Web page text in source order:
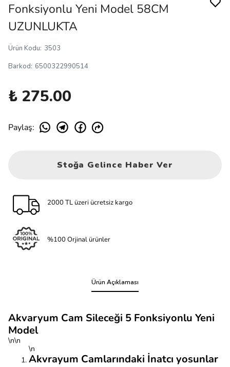
Fonksiyonlu Yeni Model 58CM
UZUNLUKTA
Ürün Kodu: 3503
Barkod: 6500322990514
₺ 275.00
Paylaş:
Stoğa Gelince Haber Ver
2000 TL üzeri ücretsiz kargo
%100 Orjinal ürünler
Ürün Açıklaması
Akvaryum Cam Sileceği 5 Fonksiyonlu Yeni
Model
\n\n
\n
Akvrayum Camlarındaki İnatcı yosunlar